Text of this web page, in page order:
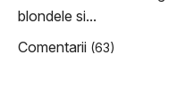
blondele si...
Comentarii (63)